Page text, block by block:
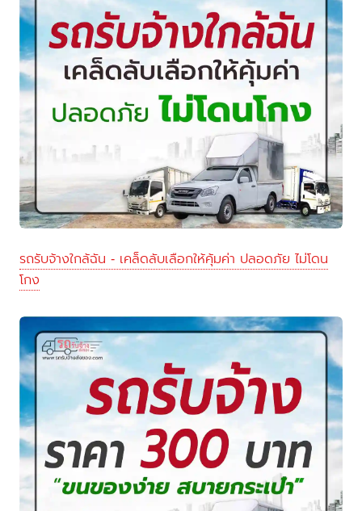
รถรับจ้างใกล้ฉัน - เคล็ดลับเลือกให้คุ้มค่า ปลอดภัย ไม่โดน
โกง